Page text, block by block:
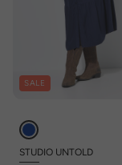
SALE
STUDIO UNTOLD